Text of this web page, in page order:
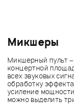
Микшеры
Микшерный пульт
концертной
всех звуковых
обработку
усиление
можно выделить